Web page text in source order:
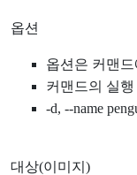
옵션
옵션은 커맨
커맨드의 실
-d, --name
대상(이미지)